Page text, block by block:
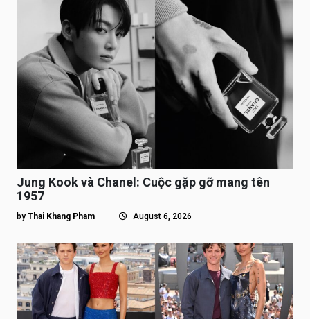
Jung Kook và Chanel: Cuộc gặp gỡ mang tên
1957
by Thai Khang Pham August 6, 2026